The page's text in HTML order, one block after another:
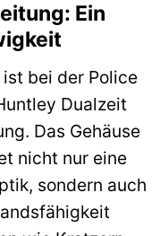
Ein
bei der Police
Dualzeit
Das Gehäuse
nicht nur eine
sondern auch